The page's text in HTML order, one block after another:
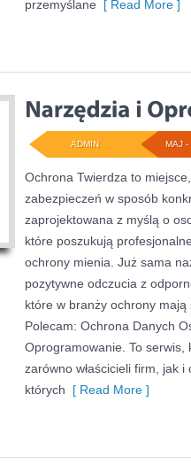
przemyślane [ Read More ]
MAJ -
ADMIN
Ochrona Twierdza to
zabezpieczeń w sposób
zaprojektowana z myślą o
które poszukują
ochrony mienia. Już sama
pozytywne odczucia z
które w branży ochrony
Polecam: Ochrona Danych
Oprogramowanie. To
zarówno właścicieli firm, jak
których [ Read More ]